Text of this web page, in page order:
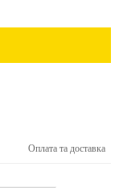
Оплата та доставка